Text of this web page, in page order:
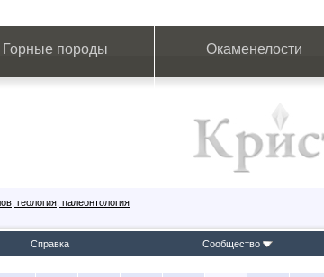
Горные породы Окаменелости
геология, палеонтология
Справка Сообщество